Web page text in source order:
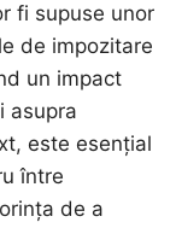
fi supuse unor
de impozitare
un impact
asupra
este esențial
între
de a